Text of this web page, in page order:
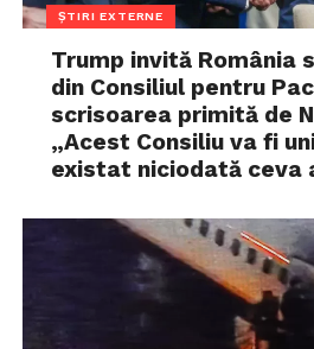
ȘTIRI EXTERNE
Trump invită România
din Consiliul pentru
scrisoarea primită de
„Acest Consiliu va fi
existat niciodată ceva